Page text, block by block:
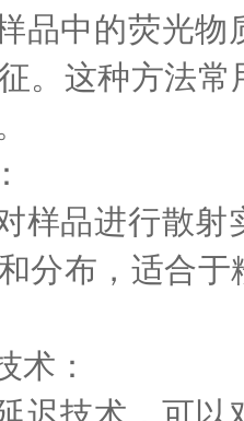
品中的荧光物
。这种方法
样品进行散射
分布，适合
术：